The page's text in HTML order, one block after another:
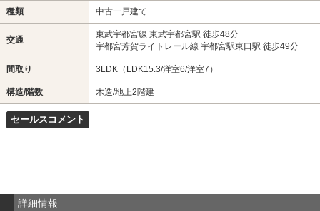
種類 中古一戸建て
交通
東武宇都宮線 東武宇都宮駅 徒歩48分
宇都宮芳賀ライトレール線 宇都宮駅東口駅 徒歩49分
間取り 3LDK（LDK15.3/洋室6/洋室7）
構造/階数 木造/地上2階建
セールスコメント
詳細情報